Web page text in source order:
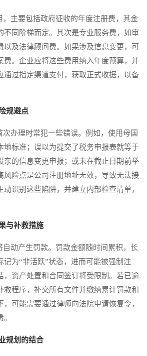
主要包括政府征收的年度注册费，其金
不同阶梯而定。其次是专业服务费，如审
及法律顾问费。如果涉及信息变更，可
费。企业应将这些费用纳入年度预算，并
通过指定渠道支付，获取正式收据，以备
规避点
办理时常犯一些错误。例如，使用母国
地标准；误以为提交了税务申报表就等于
东的信息变更申报；或未在截止日期前举
风险点是公司注册地址无效，导致无法接
识别这些陷阱，并建立内部检查清单，
与补救措施
动产生罚款。罚款金额随时间累积，长
记为“非活跃”状态，进而可能被强制注
，资产处置和合同签订将受限制。若已逾
救程序，补交所有文件并缴纳累计罚款和
可能需要通过律师向法院申请恢复令，
规划的结合